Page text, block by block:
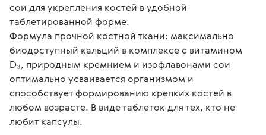
сои для укрепления костей в удобной
таблетированной форме.
Формула прочной костной ткани: максимально
биодоступный кальций в комплексе с витамином
D₃, природным кремнием и изофлавонами сои
оптимально усваивается организмом и
способствует формированию крепких костей в
любом возрасте. В виде таблеток для тех, кто не
любит капсулы.